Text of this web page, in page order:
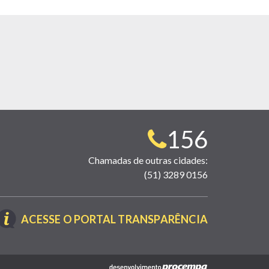
Telefone
para
contato:
156
Chamadas de outras cidades:
(51) 3289 0156
ACESSE O PORTAL TRANSPARÊNCIA(LINK